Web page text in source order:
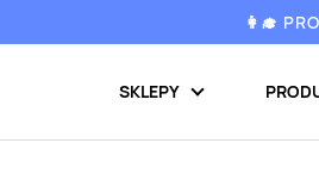
👩‍🎓
SKLEPY